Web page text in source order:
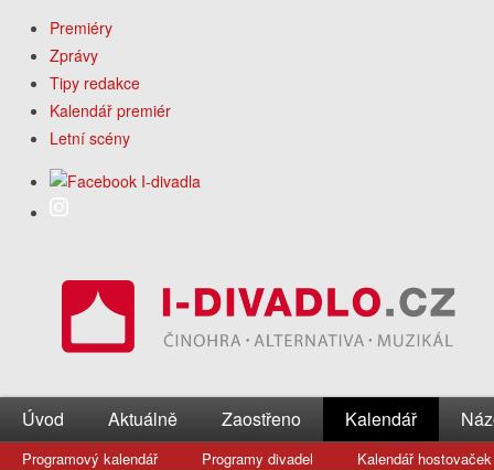
Premiéry
Zprávy
Tipy redakce
Kalendář premiér
Letní scény
Úvod Aktuálně Zaostřeno Kalendář
Programový kalendář Programy divadel Kalendář hostovaček